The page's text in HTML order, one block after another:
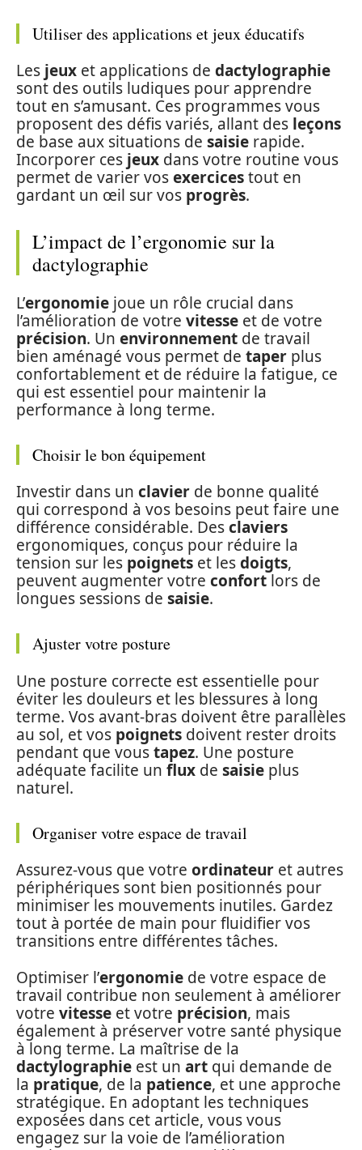
Utiliser des applications et jeux éducatifs
Les jeux et applications de dactylographie
sont des outils ludiques pour apprendre
tout en s’amusant. Ces programmes vous
proposent des défis variés, allant des leçons
de base aux situations de saisie rapide.
Incorporer ces jeux dans votre routine vous
permet de varier vosexercicestout en
gardant un œil sur vos progrès.
L’impact de l’ergonomie sur la
dactylographie
L’ergonomie joue un rôle crucial dans
l’amélioration de votre vitesse et de votre
précision. Un environnement de travail
bien aménagé vous permet de taper plus
confortablement et de réduire la fatigue, ce
qui est essentiel pour maintenir la
performance à long terme.
Choisir le bon équipement
Investir dans un clavier de bonne qualité
qui correspond à vos besoins peut faire une
différence considérable. Desclaviers
ergonomiques, conçus pour réduire la
tension sur les poignets et lesdoigts,
peuvent augmenter votre confort lors de
longues sessions de saisie.
Ajuster votre posture
Une posture correcte est essentielle pour
éviter les douleurs et les blessures à long
terme. Vos avant-bras doivent être parallèles
au sol, et vos poignets doivent rester droits
pendant que voustapez. Une posture
adéquate facilite un flux de saisie plus
naturel.
Organiser votre espace de travail
Assurez-vous que votre ordinateur et autres
périphériques sont bien positionnés pour
minimiser les mouvements inutiles. Gardez
tout à portée de main pour fluidifier vos
transitions entre différentes tâches.
Optimiser l’ergonomie de votre espace de
travail contribue non seulement à améliorer
votre vitesse et votre précision, mais
également à préserver votre santé physique
à long terme. La maîtrise de la
dactylographie est un art qui demande de
la pratique, de la patience, et une approche
stratégique. En adoptant les techniques
exposées dans cet article, vous vous
engagez sur la voie de l’amélioration